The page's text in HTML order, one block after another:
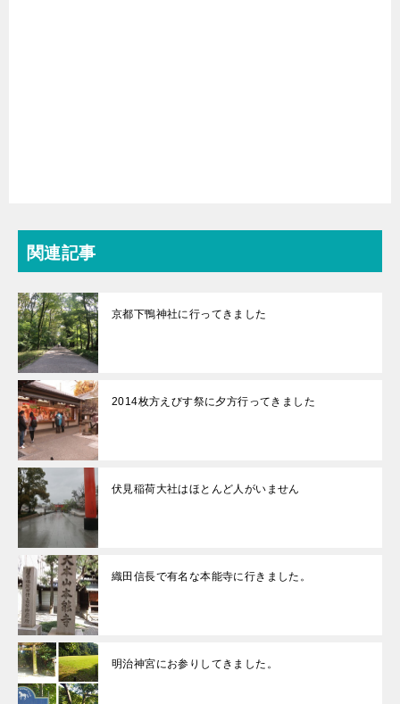
関連記事
京都下鴨神社に行ってきました
2014枚方えびす祭に夕方行ってきました
伏見稲荷大社はほとんど人がいません
織田信長で有名な本能寺に行きました。
明治神宮にお参りしてきました。